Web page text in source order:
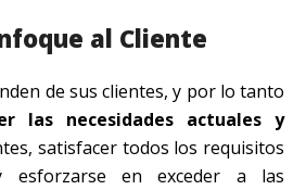
al Cliente
de sus clientes, y por lo tanto
las necesidades actuales y
satisfacer todos los requisitos
en exceder a las